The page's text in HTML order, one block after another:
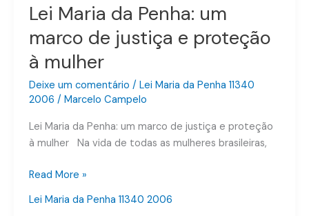
Lei Maria da Penha: um
marco de justiça e proteção
à mulher
Deixe um comentário / Lei Maria da Penha 11340
2006 / Marcelo Campelo
Lei Maria da Penha: um marco de justiça e proteção
à mulher Na vida de todas as mulheres brasileiras,
Read More »
Lei Maria da Penha 11340 2006